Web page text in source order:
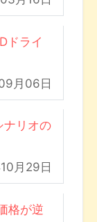
ドライ
月06日
ナリオの
月29日
格が逆